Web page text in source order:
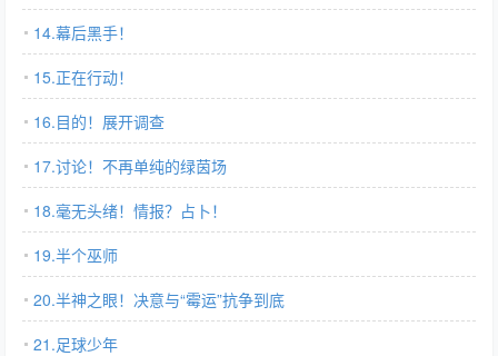
14.幕后黑手！
15.正在行动！
16.目的！展开调查
17.讨论！不再单纯的绿茵场
18.毫无头绪！情报？占卜！
19.半个巫师
20.半神之眼！决意与“霉运”抗争到底
21.足球少年